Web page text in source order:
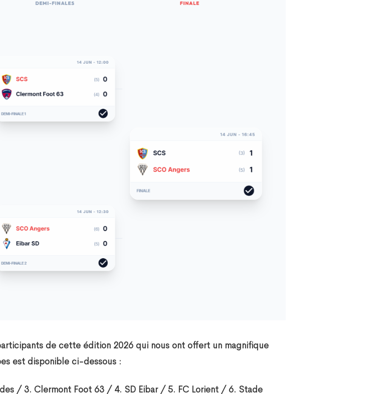
de cette édition 2026 qui nous ont offert un magnifique
est disponible ci-dessous :
/ 3. Clermont Foot 63 / 4. SD Eibar / 5. FC Lorient / 6. Stade